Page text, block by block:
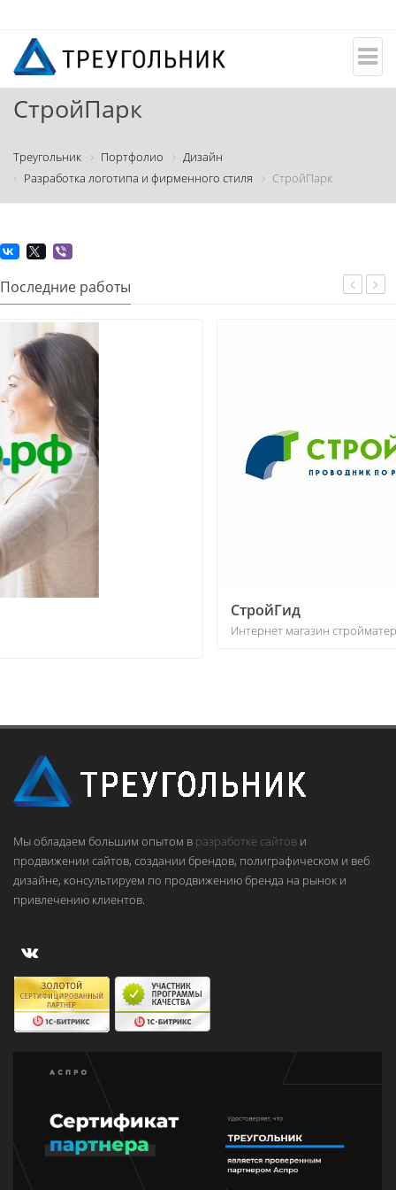
СтройПарк
Треугольник Портфолио
Дизайн
Разработка логотипа и фирменного стиля
СтройПарк
Последние работы
Интернет магазин стройматериалов
Мы обладаем большим опытом в разработке сайтов и
продвижении сайтов, создании брендов, полиграфическом и веб
дизайне, консультируем по продвижению бренда на рынок и
привлечению клиентов.